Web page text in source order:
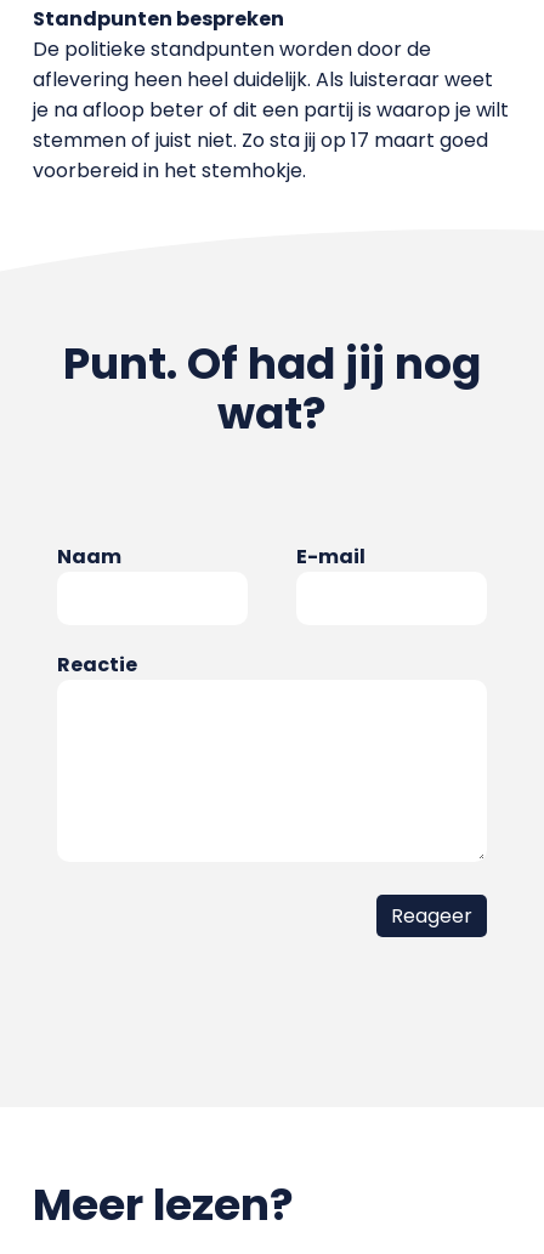
Standpunten bespreken
De politieke standpunten worden door de
aflevering heen heel duidelijk. Als luisteraar weet
je na afloop beter of dit een partij is waarop je wilt
stemmen of juist niet. Zo sta jij op 17 maart goed
voorbereid in het stemhokje.
Punt. Of had jij nog
wat?
Naam E-mail
Reactie
Meer lezen?